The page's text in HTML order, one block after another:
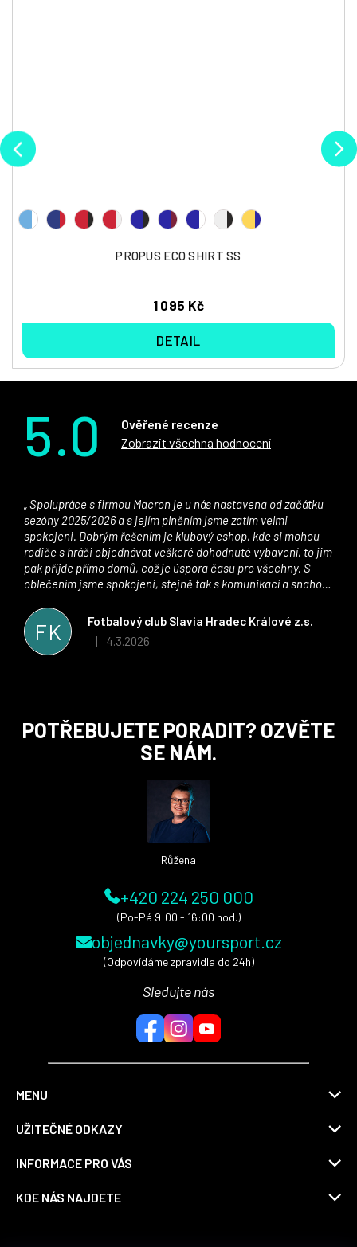
PROPUS ECO SHIRT SS
1 095 Kč
DETAIL
5.0
Ověřené recenze
Zobrazit všechna hodnocení
FK
Fotbalový club Slavia Hradec Králové z.s.
Hodnocení obchodu je 5 z 5 hvězdiček.
| 4.3.2026
sezóny 2025/2026 a s jejím plněním jsme zatím velmi
spokojeni. Dobrým řešením je klubový eshop, kde si mohou
rodiče s hráči objednávat veškeré dohodnuté vybavení, to jim
pak přijde přímo domů, což je úspora času pro všechny. S
oblečením jsme spokojeni, stejně tak s komunikací a snahou
stran. Věříme, že v tomto duchu bude spolupráce pokračovat
i nadále, nyní už začínáme řešit i první sady dresů ;)
POTŘEBUJETE PORADIT? OZVĚTE
SE NÁM.
Růžena
+420 224 250 000
(Po-Pá 9:00 - 16:00 hod.)
objednavky@yoursport.cz
(Odpovídáme zpravidla do 24h)
Sledujte nás
MENU
UŽITEČNÉ ODKAZY
INFORMACE PRO VÁS
KDE NÁS NAJDETE